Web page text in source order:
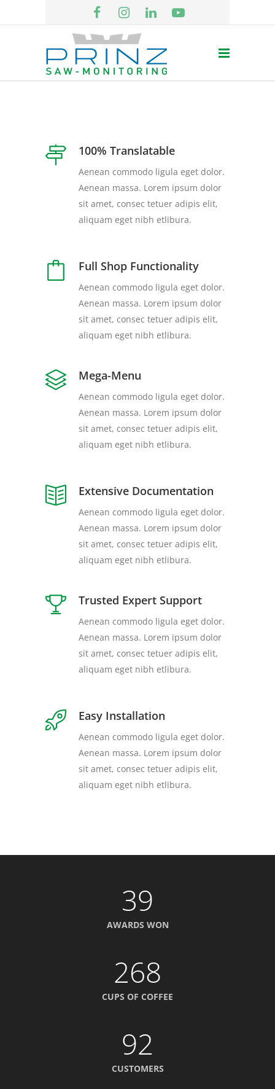
100% Translatable
Aenean commodo ligula eget dolor.
Aenean massa. Lorem ipsum dolor
sit amet, consec tetuer adipis elit,
aliquam eget nibh etlibura.
Full Shop Functionality
Aenean commodo ligula eget dolor.
Aenean massa. Lorem ipsum dolor
sit amet, consec tetuer adipis elit,
aliquam eget nibh etlibura.
Mega-Menu
Aenean commodo ligula eget dolor.
Aenean massa. Lorem ipsum dolor
sit amet, consec tetuer adipis elit,
aliquam eget nibh etlibura.
Extensive Documentation
Aenean commodo ligula eget dolor.
Aenean massa. Lorem ipsum dolor
sit amet, consec tetuer adipis elit,
aliquam eget nibh etlibura.
Trusted Expert Support
Aenean commodo ligula eget dolor.
Aenean massa. Lorem ipsum dolor
sit amet, consec tetuer adipis elit,
aliquam eget nibh etlibura.
Easy Installation
Aenean commodo ligula eget dolor.
Aenean massa. Lorem ipsum dolor
sit amet, consec tetuer adipis elit,
aliquam eget nibh etlibura.
39
AWARDS WON
268
CUPS OF COFFEE
92
CUSTOMERS